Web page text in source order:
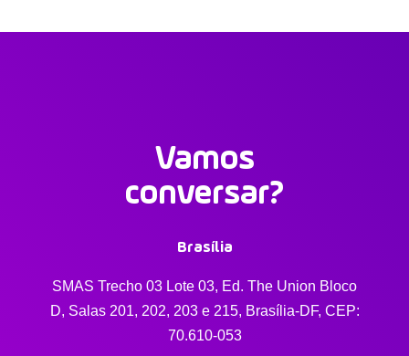
Vamos
conversar?
Brasília
SMAS Trecho 03 Lote 03, Ed. The Union Bloco
D, Salas 201, 202, 203 e 215, Brasília-DF, CEP:
70.610-053